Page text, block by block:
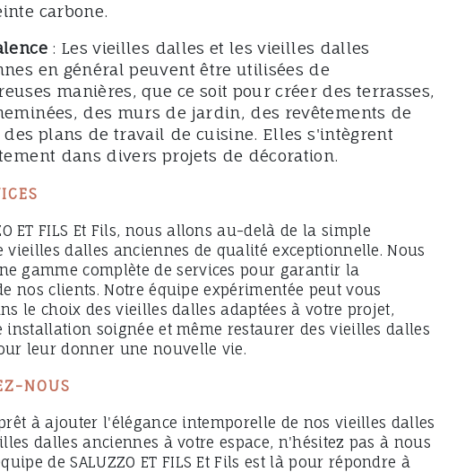
carbone.
: Les vieilles dalles et les vieilles dalles
en général peuvent être utilisées de
manières, que ce soit pour créer des terrasses,
des murs de jardin, des revêtements de
des plans de travail de cuisine. Elles s'intègrent
dans divers projets de décoration.
ET FILS Et Fils, nous allons au-delà de la simple
dalles anciennes de qualité exceptionnelle. Nous
gamme complète de services pour garantir la
nos clients. Notre équipe expérimentée peut vous
le choix des vieilles dalles adaptées à votre projet,
installation soignée et même restaurer des vieilles dalles
leur donner une nouvelle vie.
NOUS
à ajouter l'élégance intemporelle de nos vieilles dalles
dalles anciennes à votre espace, n'hésitez pas à nous
de SALUZZO ET FILS Et Fils est là pour répondre à